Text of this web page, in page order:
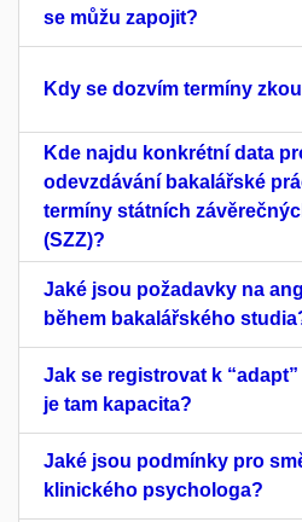
se můžu zapojit?
Kdy se dozvím termíny
Kde najdu konkrétní data
odevzdávání bakalářské
termíny státních
(SZZ)?
Jaké jsou požadavky na
během bakalářského
Jak se registrovat k
je tam kapacita?
Jaké jsou podmínky pro
klinického psychologa?